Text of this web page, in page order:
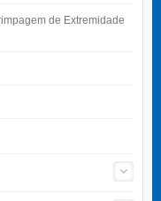
de Extremidade